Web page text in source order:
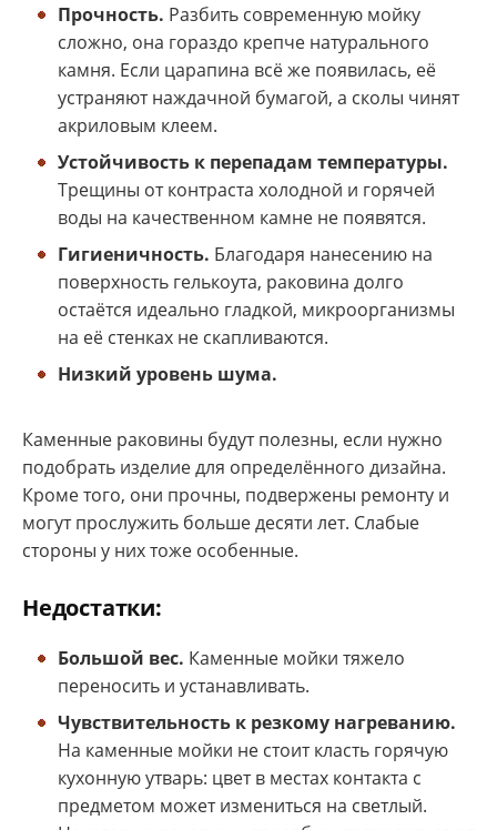
Прочность. Разбить современную мойку
сложно, она гораздо крепче натурального
камня. Если царапина всё же появилась, её
устраняют наждачной бумагой, а сколы чинят
акриловым клеем.
Устойчивость к перепадам температуры.
Трещины от контраста холодной и горячей
воды на качественном камне не появятся.
Гигиеничность. Благодаря нанесению на
поверхность гелькоута, раковина долго
остаётся идеально гладкой, микроорганизмы
на её стенках не скапливаются.
Низкий уровень шума.
Каменные раковины будут полезны, если нужно
подобрать изделие для определённого дизайна.
Кроме того, они прочны, подвержены ремонту и
могут прослужить больше десяти лет. Слабые
стороны у них тоже особенные.
Недостатки:
Большой вес. Каменные мойки тяжело
переносить и устанавливать.
Чувствительность к резкому нагреванию.
На каменные мойки не стоит класть горячую
кухонную утварь: цвет в местах контакта с
предметом может измениться на светлый.